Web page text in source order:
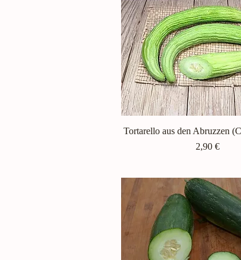
Schnellansicht
Tortarello aus den Abruzzen
Preis
2,90 €